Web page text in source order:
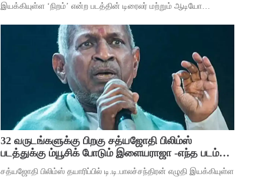
இயக்கியுள்ள ‘நிறம்’ என்ற படத்தின் டிரைலர் மற்றும் ஆடியோ
பிரவஸ்தி, டான்ஸ் மாஸ்டர் சாய்
32 வருடங்களுக்கு பிறகு சத்யஜோதி பிலிம்ஸ்
படத்துக்கு ம்யூசிக் போடும் இளையராஜா -எந்த படம்
தெரியுமா ?
சத்யஜோதி பிலிம்ஸ் தயாரிப்பில் டி.டி.பாலச்சந்திரன் எழுதி இயக்கியுள்ள